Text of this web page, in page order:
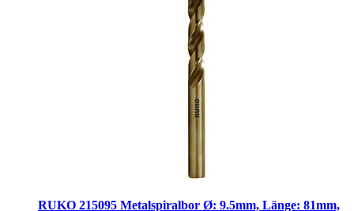
RUKO 215095 Metalspiralbor Ø: 9.5mm, Länge: 81mm,